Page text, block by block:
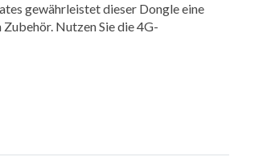
gewährleistet dieser Dongle eine
Nutzen Sie die 4G-